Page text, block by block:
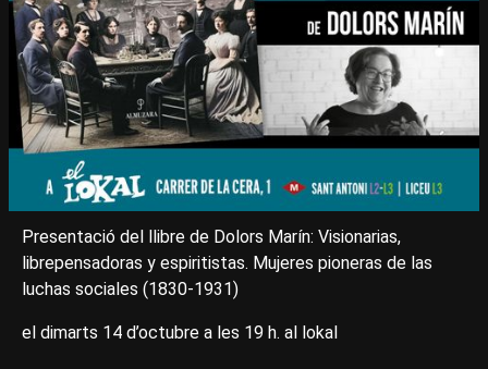
Presentació del llibre de Dolors Marín: Visionarias,
librepensadoras y espiritistas. Mujeres pioneras de las
luchas sociales (1830-1931)
el dimarts 14 d’octubre a les 19 h. al lokal